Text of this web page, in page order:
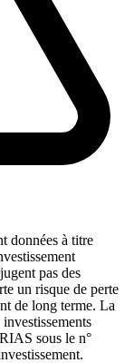
données à titre
pas des
un risque de perte
de long terme. La
sous le n°